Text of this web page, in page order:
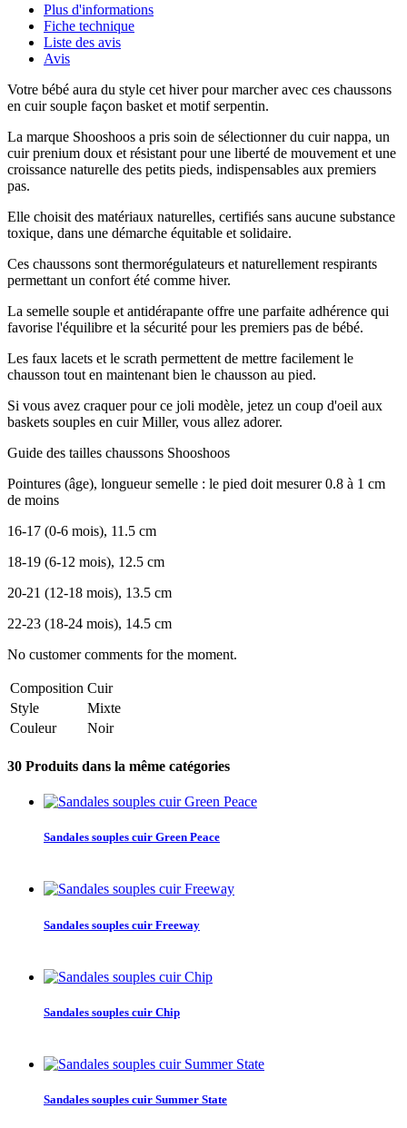
Plus d'informations
Fiche technique
Liste des avis
Avis
Votre bébé aura du style cet hiver pour marcher avec ces chaussons
en cuir souple façon basket et motif serpentin.
La marque Shooshoos a pris soin de sélectionner du cuir nappa, un
cuir prenium doux et résistant pour une liberté de mouvement et une
croissance naturelle des petits pieds, indispensables aux premiers
pas.
Elle choisit des matériaux naturelles, certifiés sans aucune substance
toxique, dans une démarche équitable et solidaire.
Ces chaussons sont thermorégulateurs et naturellement respirants
permettant un confort été comme hiver.
La semelle souple et antidérapante offre une parfaite adhérence qui
favorise l'équilibre et la sécurité pour les premiers pas de bébé.
Les faux lacets et le scrath permettent de mettre facilement le
chausson tout en maintenant bien le chausson au pied.
Si vous avez craquer pour ce joli modèle, jetez un coup d'oeil aux
baskets souples en cuir Miller, vous allez adorer.
Guide des tailles chaussons Shooshoos
Pointures (âge), longueur semelle : le pied doit mesurer 0.8 à 1 cm
de moins
16-17 (0-6 mois), 11.5 cm
18-19 (6-12 mois), 12.5 cm
20-21 (12-18 mois), 13.5 cm
22-23 (18-24 mois), 14.5 cm
No customer comments for the moment.
Composition Cuir
Style
Mixte
Couleur
Noir
30 Produits dans la même catégories
Sandales souples cuir Green Peace
Sandales souples cuir Freeway
Sandales souples cuir Chip
Sandales souples cuir Summer State